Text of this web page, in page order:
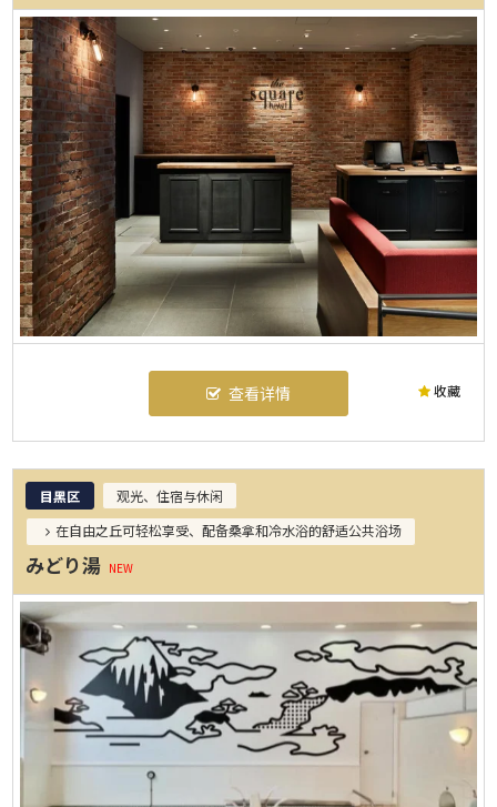
收藏
查看详情
目黑区
观光、住宿与休闲
在自由之丘可轻松享受、配备桑拿和冷水浴的舒适公共浴场
みどり湯 NEW